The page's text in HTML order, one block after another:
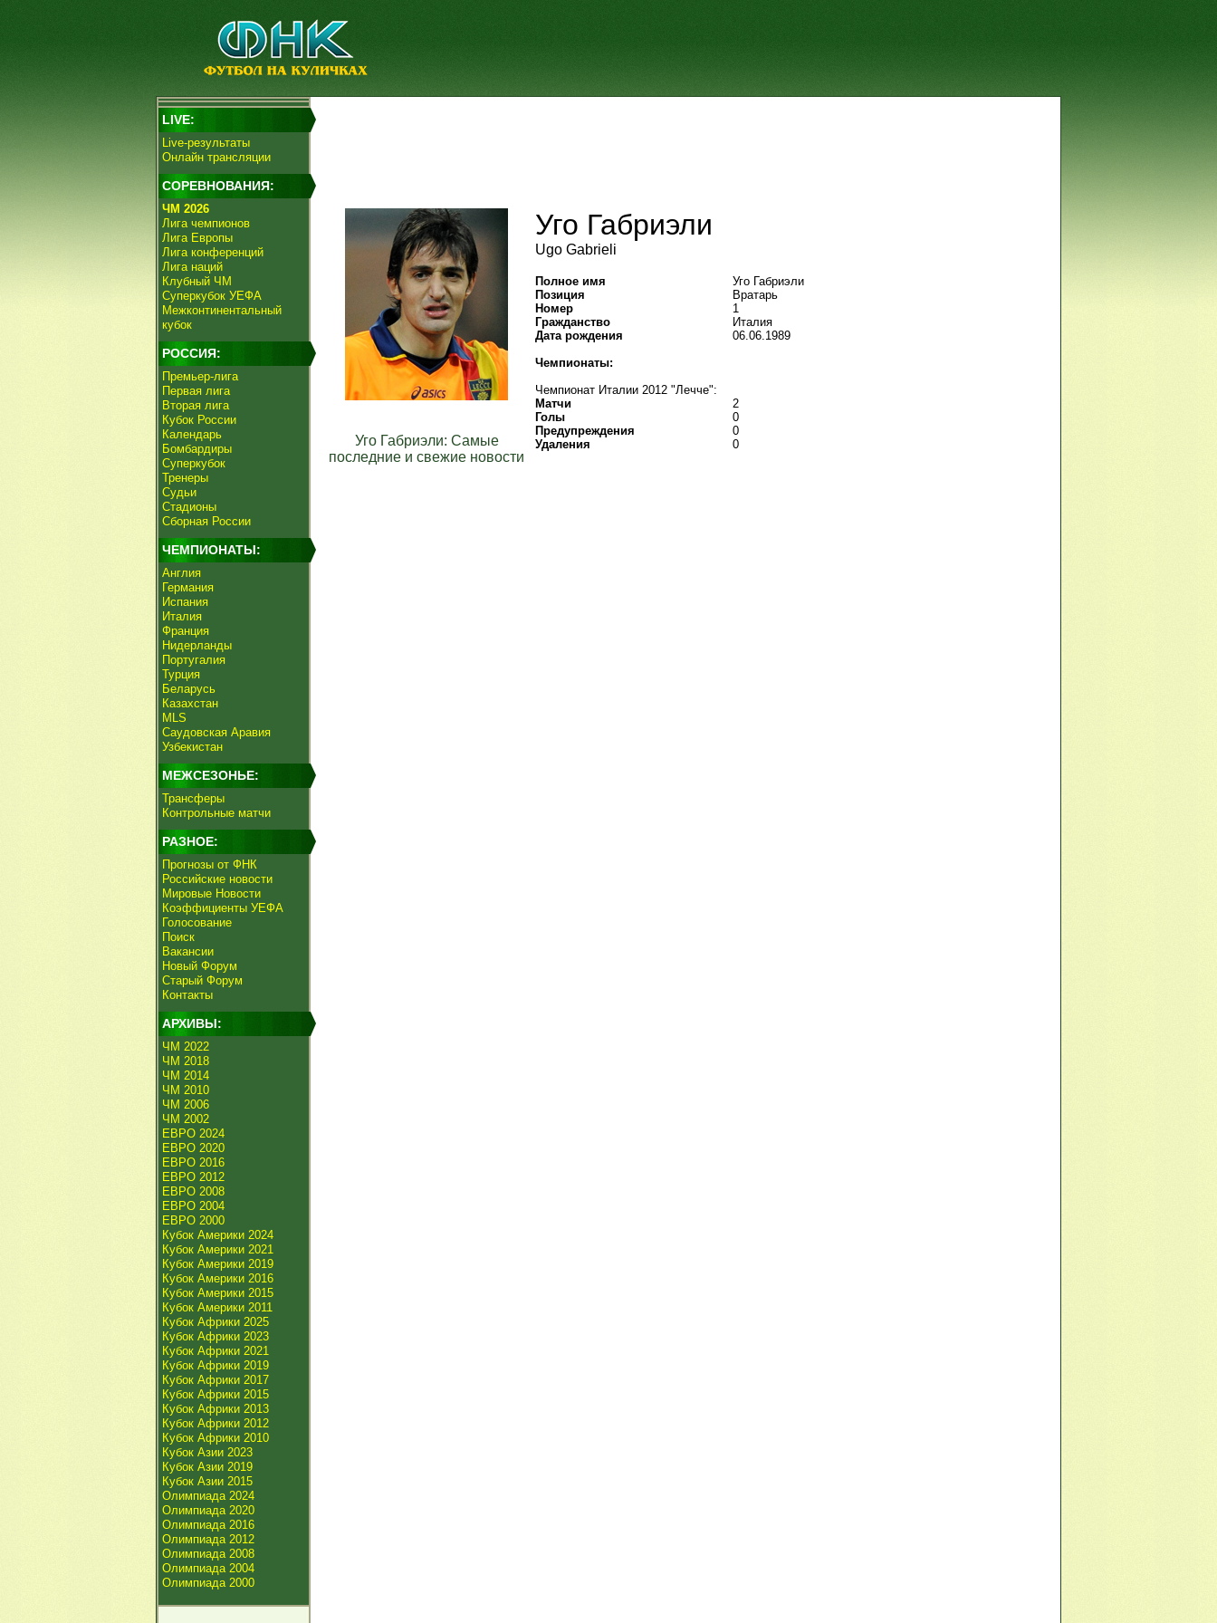
LIVE:
Live-результаты
Онлайн трансляции
СОРЕВНОВАНИЯ:
ЧМ 2026
Лига чемпионов
Лига Европы
Лига конференций
Лига наций
Клубный ЧМ
Суперкубок УЕФА
Межконтинентальный
кубок
РОССИЯ:
Премьер-лига
Первая лига
Вторая лига
Кубок России
Календарь
Бомбардиры
Суперкубок
Тренеры
Судьи
Стадионы
Сборная России
ЧЕМПИОНАТЫ:
Англия
Германия
Испания
Италия
Франция
Нидерланды
Португалия
Турция
Беларусь
Казахстан
MLS
Саудовская Аравия
Узбекистан
МЕЖСЕЗОНЬЕ:
Трансферы
Контрольные матчи
РАЗНОЕ:
Прогнозы от ФНК
Российские новости
Мировые Новости
Коэффициенты УЕФА
Голосование
Поиск
Вакансии
Новый Форум
Старый Форум
Контакты
АРХИВЫ:
ЧМ 2022
ЧМ 2018
ЧМ 2014
ЧМ 2010
ЧМ 2006
ЧМ 2002
ЕВРО 2024
ЕВРО 2020
ЕВРО 2016
ЕВРО 2012
ЕВРО 2008
ЕВРО 2004
ЕВРО 2000
Кубок Америки 2024
Кубок Америки 2021
Кубок Америки 2019
Кубок Америки 2016
Кубок Америки 2015
Кубок Америки 2011
Кубок Африки 2025
Кубок Африки 2023
Кубок Африки 2021
Кубок Африки 2019
Кубок Африки 2017
Кубок Африки 2015
Кубок Африки 2013
Кубок Африки 2012
Кубок Африки 2010
Кубок Азии 2023
Кубок Азии 2019
Кубок Азии 2015
Олимпиада 2024
Олимпиада 2020
Олимпиада 2016
Олимпиада 2012
Олимпиада 2008
Олимпиада 2004
Олимпиада 2000
Уго Габриэли: Самые
последние и свежие новости
Уго Габриэли
Ugo Gabrieli
Полное имя
Уго Габриэли
Позиция
Вратарь
Номер
1
Гражданство
Италия
Дата рождения
06.06.1989
Чемпионаты:
Чемпионат Италии 2012 "Лечче":
Матчи
2
Голы
0
Предупреждения
0
Удаления
0